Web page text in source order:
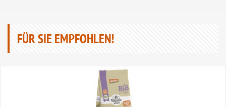
FÜR SIE EMPFOHLEN!